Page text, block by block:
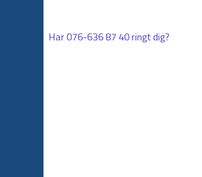
Har076-636 87 40ringt dig?